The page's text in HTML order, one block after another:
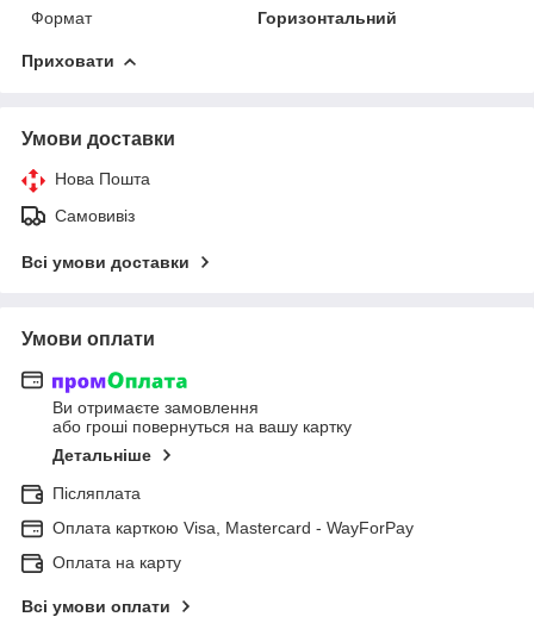
Формат
Горизонтальний
Приховати
Умови доставки
Нова Пошта
Самовивіз
Всі умови доставки
Умови оплати
Ви отримаєте замовлення
або гроші повернуться на вашу картку
Детальніше
Післяплата
Оплата карткою Visa, Mastercard - WayForPay
Оплата на карту
Всі умови оплати